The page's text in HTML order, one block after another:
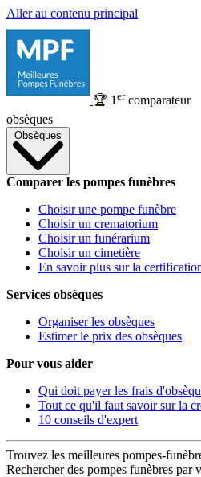
Aller au contenu principal
🏆 1 ercomparateur
obsèques
Obsèques
Comparer les pompes funèbres
Choisir une pompe funèbre
Choisir un crematorium
Choisir un funérarium
Choisir un cimetière
En savoir plus sur la
Services obsèques
Organiser les obsèques
Estimer le prix des obsèques
Pour vous aider
Qui doit payer les frais
Tout ce qu'il faut savoir sur la
10 conseils d'expert
Trouvez les meilleures pompes-
Rechercher des pompes funèbres par